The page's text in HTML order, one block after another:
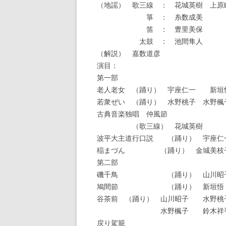
（地謡） 歌三線 ： 花城英樹 上原
箏 ： 糸数成美
笛 ： 豊里美保
太鼓 ： 池間隼人
（解説） 嘉数道彦
演目：
第一部
老人老女 （踊り） 宇座仁一 新垣
若衆ぜい （踊り） 水野桃子 水野楓
古典音楽独唱 仲風節
（歌三線） 花城英樹
波平大主道行口説 （踊り） 宇座仁
稲まづん （踊り） 金城美枝
第二部
磯千鳥 （踊り） 山川昭
鳩間節 （踊り） 新垣悟
谷茶前 （踊り） 山川昭子 水野桃
水野楓子 鈴木祥
戻り駕籠